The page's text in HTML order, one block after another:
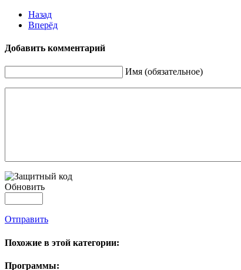
Назад
Вперёд
Добавить комментарий
Имя (обязательное)
Обновить
Отправить
Похожие в этой категории:
Программы: